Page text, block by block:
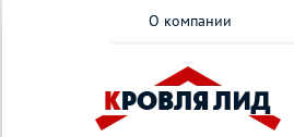
О компании